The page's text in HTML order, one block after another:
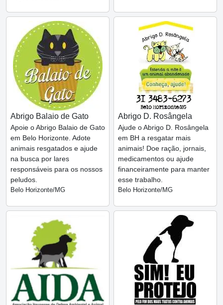
Abrigo Balaio de Gato
Apoie o Abrigo Balaio de Gato
em Belo Horizonte. Adote
animais resgatados e ajude
na busca por lares
responsáveis para os nossos
peludos.
Belo Horizonte/MG
Abrigo D. Rosângela
Ajude o Abrigo D. Rosângela
em BH a resgatar mais
animais! Doe ração, jornais,
medicamentos ou ajude
financeiramente para manter
esse trabalho.
Belo Horizonte/MG